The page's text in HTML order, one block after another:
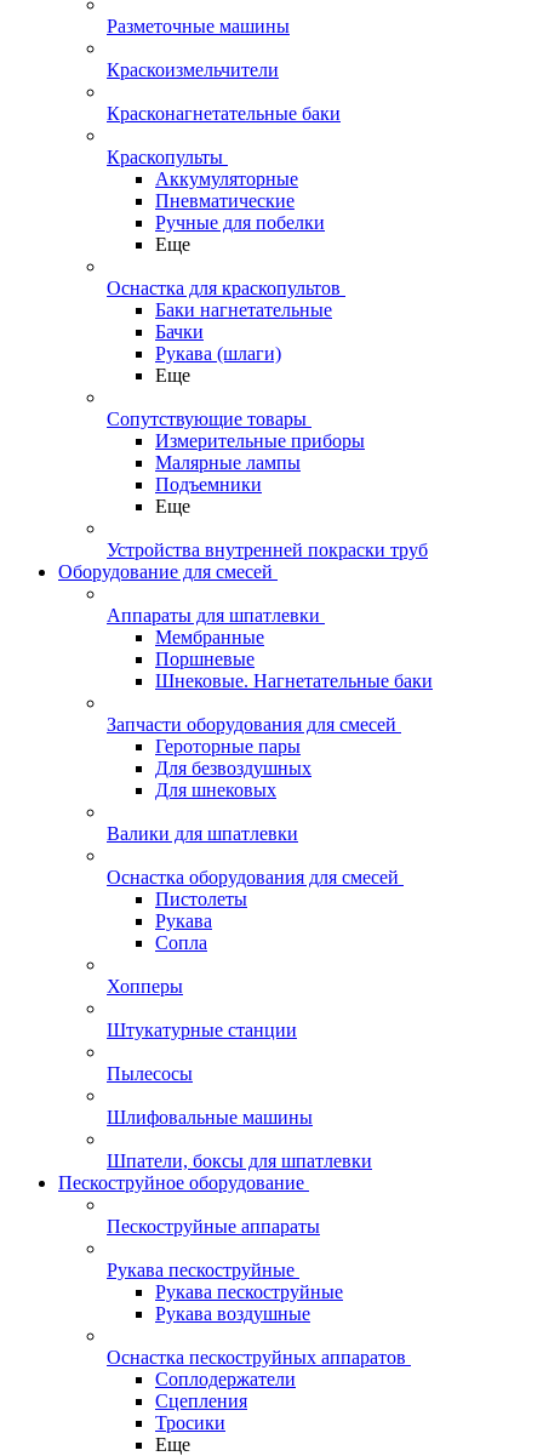
Разметочные машины
Краскоизмельчители
Красконагнетательные баки
Краскопульты
Аккумуляторные
Пневматические
Ручные для побелки
Еще
Оснастка для краскопультов
Баки нагнетательные
Бачки
Рукава (шлаги)
Еще
Сопутствующие товары
Измерительные приборы
Малярные лампы
Подъемники
Еще
Устройства внутренней покраски труб
Оборудование для смесей
Аппараты для шпатлевки
Мембранные
Поршневые
Шнековые. Нагнетательные баки
Запчасти оборудования для смесей
Героторные пары
Для безвоздушных
Для шнековых
Валики для шпатлевки
Оснастка оборудования для смесей
Пистолеты
Рукава
Сопла
Хопперы
Штукатурные станции
Пылесосы
Шлифовальные машины
Шпатели, боксы для шпатлевки
Пескоструйное оборудование
Пескоструйные аппараты
Рукава пескоструйные
Рукава пескоструйные
Рукава воздушные
Оснастка пескоструйных аппаратов
Соплодержатели
Сцепления
Тросики
Еще